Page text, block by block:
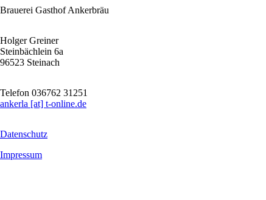
Brauerei Gasthof Ankerbräu
Holger Greiner
Steinbächlein 6a
96523 Steinach
Telefon 036762 31251
ankerla [at] t‑online.de
Datenschutz
Impressum